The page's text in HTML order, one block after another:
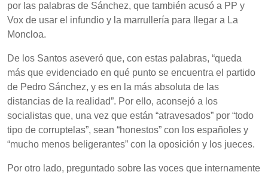
por las palabras de Sánchez, que también acusó a PP y
Vox de usar el infundio y la marrullería para llegar a La
Moncloa.
De los Santos aseveró que, con estas palabras, “queda
más que evidenciado en qué punto se encuentra el partido
de Pedro Sánchez, y es en la más absoluta de las
distancias de la realidad”. Por ello, aconsejó a los
socialistas que, una vez que están “atravesados” por “todo
tipo de corruptelas”, sean “honestos” con los españoles y
“mucho menos beligerantes” con la oposición y los jueces.
Por otro lado, preguntado sobre las voces que internamente